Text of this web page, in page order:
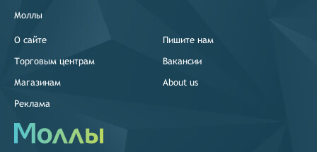
Моллы
О сайте
Торговым центрам
Магазинам
Реклама
Пишите нам
Вакансии
About us